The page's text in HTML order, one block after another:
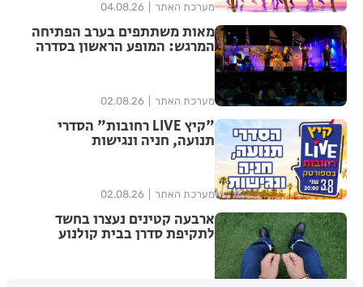
מערכת האתר 04.08.26
מאות משתתפים בערב הפתיחה
המרגש: המופע הראשון בסדרה
מערכת האתר 02.08.26
"קיץ LIVE רחובות" הסדרי
תנועה, חניה ונגישות
מערכת האתר 02.08.26
ארבעה קטינים נעצרו בחשד
לתקיפת סדרן בבית קולנוע